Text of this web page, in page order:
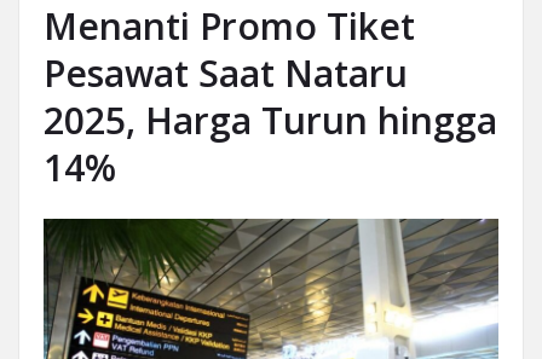
Menanti Promo Tiket
Pesawat Saat Nataru
2025, Harga Turun hingga
14%